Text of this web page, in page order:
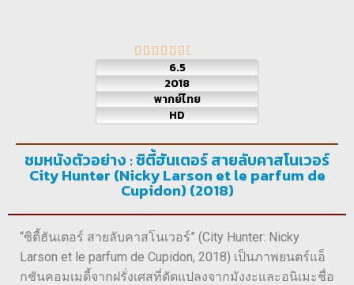
6.5
2018
พากย์ไทย
HD
ชมหนังตัวอย่าง : ซิตี้ฮันเตอร์ สายลับคาสโนเวอร์
City Hunter (Nicky Larson et le parfum de
Cupidon) (2018)
“ซิตี้ฮันเตอร์ สายลับคาสโนเวอร์” (City Hunter: Nicky
Larson et le parfum de Cupidon, 2018) เป็นภาพยนตร์แอ็
กชันคอมเมดี้จากฝรั่งเศสที่ดัดแปลงจากมังงะและอนิเมะชื่อ